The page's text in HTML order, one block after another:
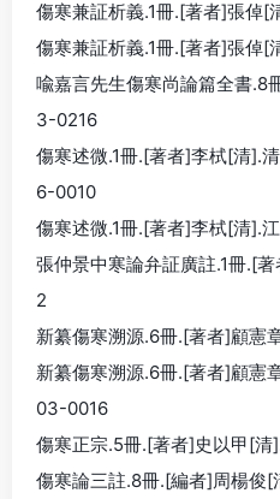
傷寒兼証析義.1冊.[著者]張倬
傷寒兼証析義.1冊.[著者]張倬
喩嘉言先生傷寒尚論篇全書.8
3-0216
傷寒述微.1冊.[著者]李栻[清].
6-0010
傷寒述微.1冊.[著者]李栻[清].
張仲景中寒論弁証廣註.1冊.[
2
新纂傷寒溯源.6冊.[著者]顧憲
新纂傷寒溯源.6冊.[著者]顧憲
03-0016
傷寒正宗.5冊.[著者]史以甲[
傷寒論三註.8冊.[編者]周楊俊